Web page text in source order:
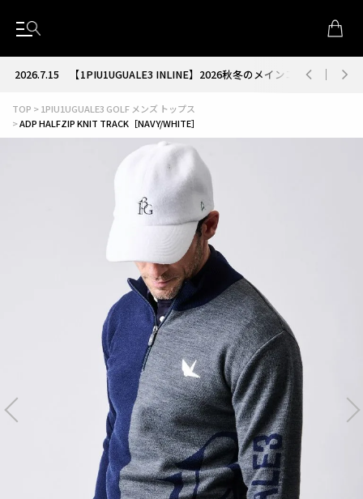
2026.7.15【1PIU1UGUALE3 INLINE】2026秋冬のメインコレクションが
TOP
1PIU1UGUALE3 GOLF メンズ トップス
ADP HALFZIP KNIT TRACK［NAVY/WHITE］